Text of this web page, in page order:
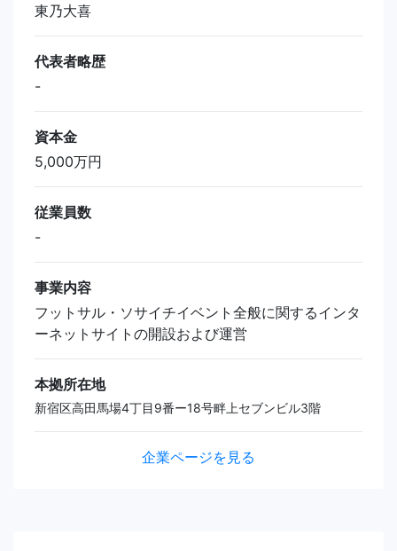
東乃大喜
代表者略歴
-
資本金
5,000万円
従業員数
-
事業内容
フットサル・ソサイチイベント全般に関するインタ
ーネットサイトの開設および運営
本拠所在地
新宿区高田馬場4丁目9番ー18号畔上セブンビル3階
企業ページを見る